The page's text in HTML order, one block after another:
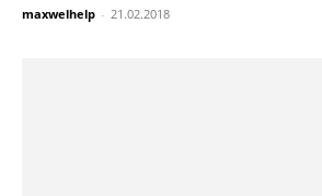
maxwelhelp - 21.02.2018